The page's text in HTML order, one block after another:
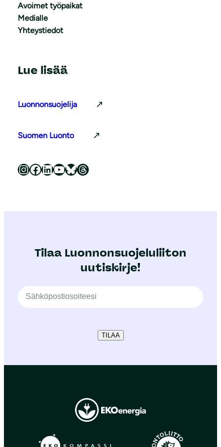
Avoimet työpaikat
Medialle
Yhteystiedot
Lue lisää
Luonnonsuojelija
Suomen Luonto
Luonnonsuojeluliitto Instagramissa Luonnonsuojeluliitto Facebookissa Luonnonsuojeluliitto LinkedInissä Luonnonsuojeluliiton YouTube-kanava Luonnonsuojeluliitto Blueskyssa Luonnonsuojeluliitto Threadsissa
Tilaa Luonnonsuojeluliiton
uutiskirje!
TILAA